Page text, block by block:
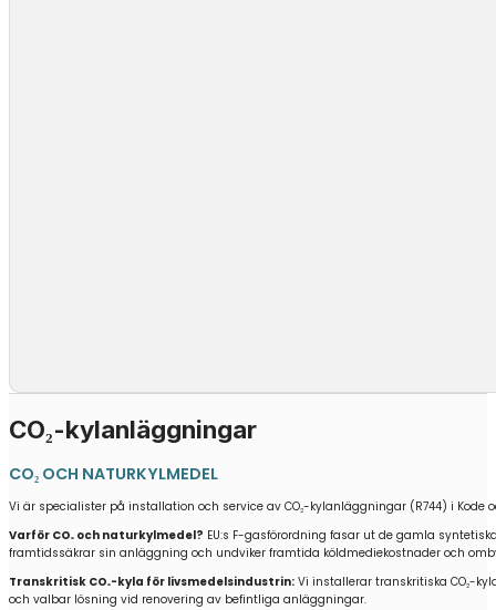
CO₂-kylanläggningar
CO₂ OCH NATURKYLMEDEL
Vi är specialister på installation och service av CO₂-kylanläggningar (R744) i Kode
Varför CO₂ och naturkylmedel? EU:s F-gasförordning fasar ut de gamla
framtidssäkrar sin anläggning och undviker framtida köldmediekostnader och
Transkritisk CO₂-kyla för livsmedelsindustrin: Vi installerar transkritiska CO₂-
och valbar lösning vid renovering av befintliga anläggningar.